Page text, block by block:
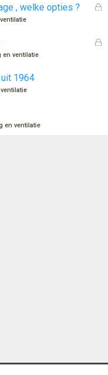
oG
, welke opties ?
G
en ventilatie
1964
en ventilatie